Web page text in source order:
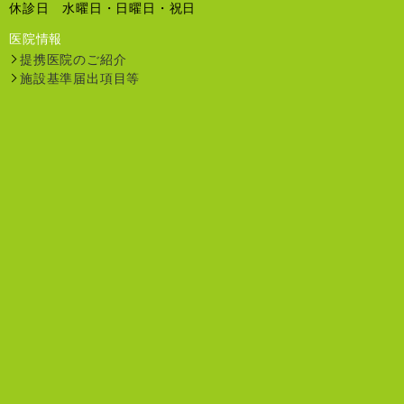
休診日 水曜日・日曜日・祝日
医院情報
提携医院のご紹介
施設基準届出項目等